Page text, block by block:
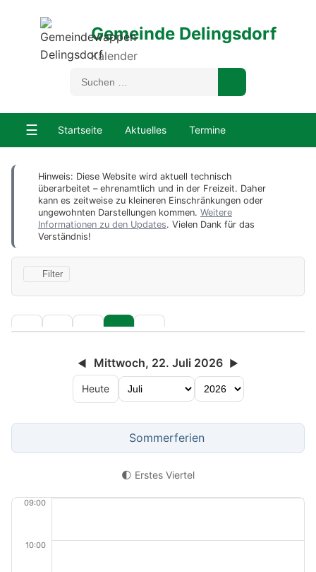
Gemeinde Delingsdorf
Kalender
☰ Startseite Aktuelles Termine
Hinweis: Diese Website wird aktuell technisch
überarbeitet – ehrenamtlich und in der Freizeit. Daher
kann es zeitweise zu kleineren Einschränkungen oder
ungewohnten Darstellungen kommen. Weitere
Informationen zu den Updates. Vielen Dank für das
Verständnis!
Filter
◀ Mittwoch, 22. Juli 2026 ▶
Heute
Sommerferien
🌓 Erstes Viertel
09:00
10:00